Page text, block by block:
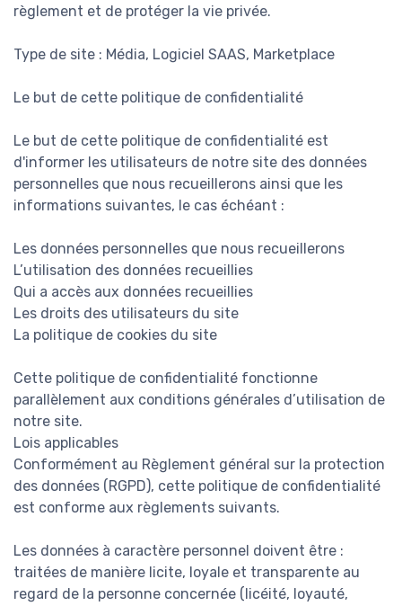
règlement et de protéger la vie privée.
Type de site : Média, Logiciel SAAS, Marketplace
Le but de cette politique de confidentialité
Le but de cette politique de confidentialité est
d'informer les utilisateurs de notre site des données
personnelles que nous recueillerons ainsi que les
informations suivantes, le cas échéant :
Les données personnelles que nous recueillerons
L’utilisation des données recueillies
Qui a accès aux données recueillies
Les droits des utilisateurs du site
La politique de cookies du site
Cette politique de confidentialité fonctionne
parallèlement aux conditions générales d’utilisation de
notre site.
Lois applicables
Conformément au Règlement général sur la protection
des données (RGPD), cette politique de confidentialité
est conforme aux règlements suivants.
Les données à caractère personnel doivent être :
traitées de manière licite, loyale et transparente au
regard de la personne concernée (licéité, loyauté,